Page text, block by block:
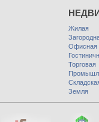
Жилая
Офисная
Торговая
Земля